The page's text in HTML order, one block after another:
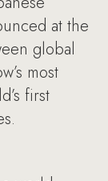
at the
global
most
first